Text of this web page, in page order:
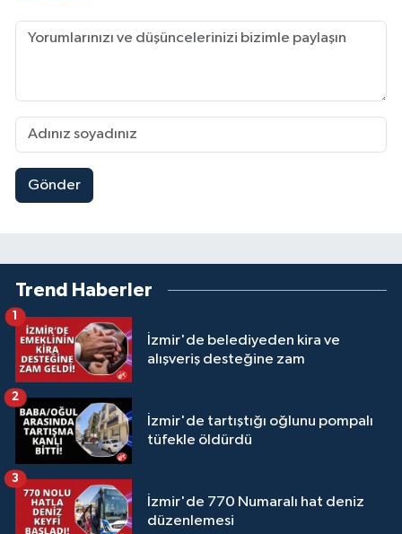
Gönder
Trend Haberler
İzmir'de belediyeden kira ve
alışveriş desteğine zam
İzmir'de tartıştığı oğlunu pompalı
tüfekle öldürdü
2
İzmir'de 770 Numaralı hat deniz
düzenlemesi
3